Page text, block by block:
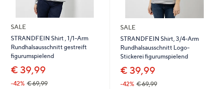
SALE
STRANDFEIN Shirt , 1/1-Arm
Rundhalsausschnitt gestreift
figurumspielend
€ 39,99
-42% € 69,99
SALE
STRANDFEIN Shirt, 3/4-Arm
Rundhalsausschnitt Logo-
Stickerei figurumspielend
€ 39,99
-42% € 69,99